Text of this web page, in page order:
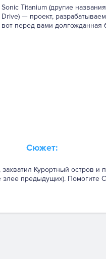
Sonic Titanium (другие
Drive) — проект,
вот перед вами долгожданная
Сюжет:
Курортный остров и
предыдущих). Помогите